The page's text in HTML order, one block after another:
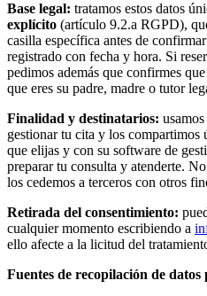
Base legal: tratamos estos datos
explícito (artículo 9.2.a RGPD),
casilla específica antes de
registrado con fecha y hora. Si
pedimos además que confirmes
que eres su padre, madre o tutor
Finalidad y destinatarios:
gestionar tu cita y los
que elijas y con su software de
preparar tu consulta y atenderte.
los cedemos a terceros con otros
Retirada del consentimiento:
cualquier momento escribiendo a
ello afecte a la licitud del
Fuentes de recopilación de datos